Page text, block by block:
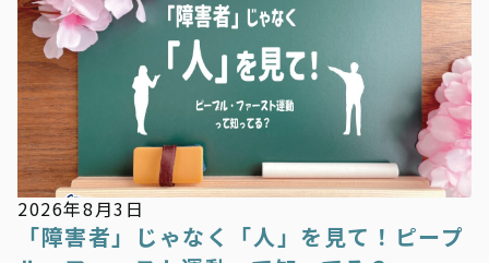
お知らせ
2026年8月3日
「障害者」じゃなく「人」を見て！ピープ